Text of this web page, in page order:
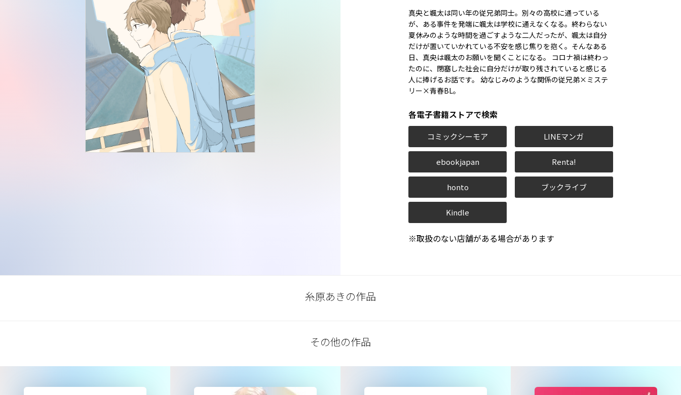
真央と颯太は同い年の従兄弟同士。別々の高校に通っている
が、ある事件を発端に颯太は学校に通えなくなる。終わらない
夏休みのような時間を過ごすような二人だったが、颯太は自分
だけが置いていかれている不安を感じ焦りを抱く。そんなある
日、真央は颯太のお願いを聞くことになる。 コロナ禍は終わっ
たのに、閉塞した社会に自分だけが取り残されていると感じる
人に捧げるお話です。 幼なじみのような関係の従兄弟×ミステ
リー×青春BL。
各電子書籍ストアで検索
コミックシーモア LINEマンガ
ebookjapan Renta!
honto ブックライブ
Kindle
※取扱のない店舗がある場合があります
糸原あきの作品
その他の作品